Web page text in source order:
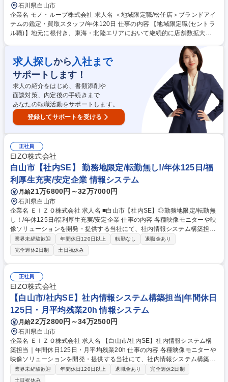
石川県白山市
企業名 モノ・ループ株式会社 求人名 ＜地域限定職/松任店＞ブランドアイ
テムの鑑定・買取スタッフ/年休120日 仕事の内容 【地域限定職(セントラ
ル職)】地元に根付き、東海・北陸エリアにおいて継続的に店舗数拡大を
す。 ■店舗運営における業務全般(シフト管理及びメンバーマネジメント)
■お客様対応:ご来店のお客様が持ち込んだ商品の買取査定をお任せ！ 【買
取商材】ポケモンカード/ブランド品/古美術品など 【当社の大事にする価
値観】品物を買取るだけでなく〈お客様の品物への想いや思い出も伺い気
持ちを整理していただいたうえで買取る〉ことを大切にしています。 募集
職種 ＜地域限定職/松任店＞ブランドアイテムの鑑定・買取スタッフ/年休
120日
求人探しから 入社まで
サポートします！
求人の紹介をはじめ、書類添削や
面談対策、内定後の手続きまで
あなたの転職活動をサポートします。
登録してサポートを受ける
正社員
EIZO株式会社
白山市【社内SE】 勤務地限定/転勤無し!/年休125日/福
利厚生充実/安定企業 情報システム
月給21万6800円～32万7000円
石川県白山市
企業名 ＥＩＺＯ株式会社 求人名 ■白山市【社内SE】◎勤務地限定/転勤無
し！/年休125日/福利厚生充実/安定企業 仕事の内容 各種映像モニターや映
像ソリューションを開発・提供する当社にて、社内情報システム構築担当
を募集します。業務系システム構築のほか、ネットワーク管理、情報セキ
ュリティ対策等もご担当いただきます。 ■業務系／コミュニケーション系
システムの構築、運用、保守 ■ネットワーク／サーバーの設計／導入、運
用、保守 ■情報セキュリティ対策の企画 【この仕事のやりがい】システム
構築や運用上の問題が発生することもありますが、関係者が協力して解決
していきます。それぞれのスキル、経験を活かしながら新しい課題にチャ
レンジできる職場です。 募集職種 ■白山市【社内SE】◎勤務地限定/転勤
無し！/年休125日/福利厚生充実/安定企業
業界未経験歓迎 年間休日120日以上 転勤なし
退職金あり
完全週休2日制
土日祝休み
正社員
EIZO株式会社
【白山市/社内SE】社内情報システム構築担当|年間休日
125日・月平均残業20h 情報システム
月給22万2800円～34万2500円
石川県白山市
企業名 ＥＩＺＯ株式会社 求人名 【白山市/社内SE】社内情報システム構
築担当｜年間休日125日・月平均残業20h 仕事の内容 各種映像モニターや
映像ソリューションを開発・提供する当社にて、社内情報システム構築担
当を募集します。業務系システム構築のほか、ネットワーク管理、情報セ
キュリティ対策等もご担当いただきます。 ■業務系／コミュニケーション
業界未経験歓迎 年間休日120日以上 退職金あり
完全週休2日制
土日祝休み